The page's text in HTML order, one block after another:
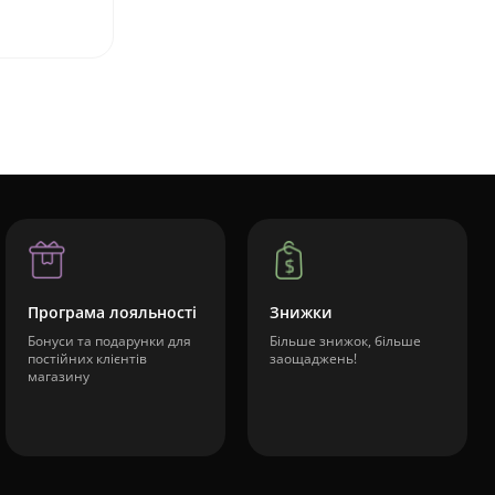
Програма лояльності
Бонуси та подарунки для
постійних клієнтів
магазину
Знижки
Більше знижок, більше
заощаджень!